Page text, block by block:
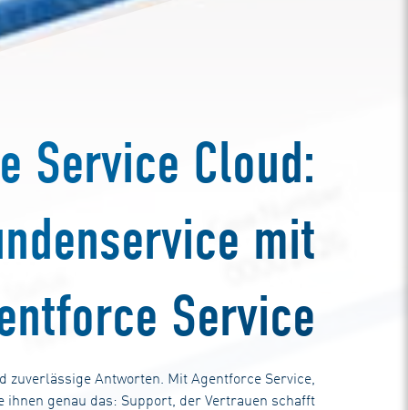
Service Cloud:
mit
Service
Antworten. Mit Agentforce Service,
ihnen genau das: Support, der Vertrauen schafft